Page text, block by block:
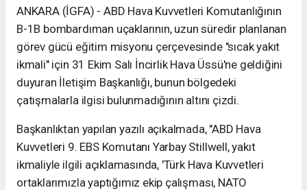
ANKARA (İGFA) - ABD Hava Kuvvetleri Komutanlığının
B-1B bombardıman uçaklarının, uzun süredir planlanan
görev gücü eğitim misyonu çerçevesinde "sıcak yakıt
ikmali" için 31 Ekim Salı İncirlik Hava Üssü'ne geldiğini
duyuran İletişim Başkanlığı, bunun bölgedeki
çatışmalarla ilgisi bulunmadığının altını çizdi.
Başkanlıktan yapılan yazılı açıkalmada, "ABD Hava
Kuvvetleri 9. EBS Komutanı Yarbay Stillwell, yakıt
ikmaliyle ilgili açıklamasında, 'Türk Hava Kuvvetleri
ortaklarımızla yaptığımız ekip çalışması, NATO